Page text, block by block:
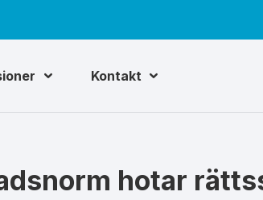
Kontakt
hotar